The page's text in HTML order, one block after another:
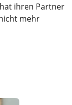
ihren Partner
mehr